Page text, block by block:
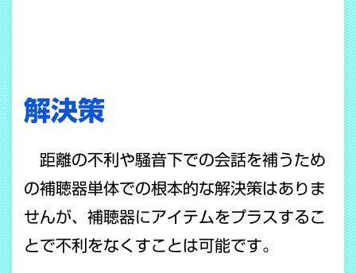
解決策
距離の不利や騒音下での会話を補うため
の補聴器単体での根本的な解決策はありま
せんが、補聴器にアイテムをプラスするこ
とで不利をなくすことは可能です。